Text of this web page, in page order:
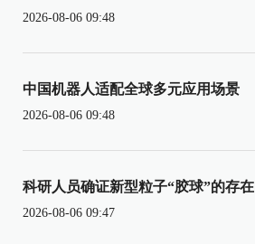
2026-08-06 09:48
中国机器人适配全球多元应用场景
2026-08-06 09:48
科研人员确证新型粒子“胶球”的存在
2026-08-06 09:47